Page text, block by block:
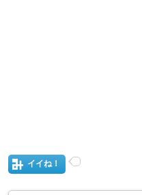
イイね！